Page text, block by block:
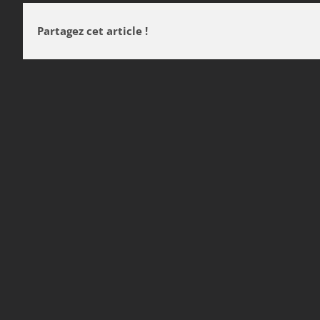
Partagez cet article !